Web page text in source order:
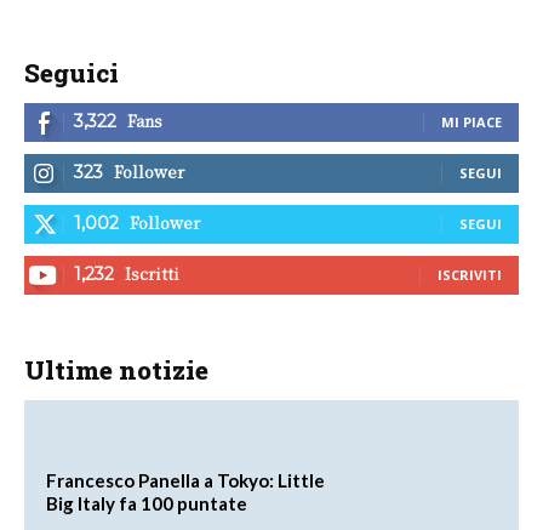
Seguici
3,322 Fans MI PIACE
323 Follower SEGUI
1,002 Follower SEGUI
1,232 Iscritti ISCRIVITI
Ultime notizie
Francesco Panella a Tokyo: Little
Big Italy fa 100 puntate